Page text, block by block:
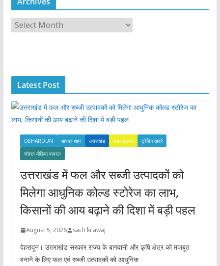
r
e
s
Latest Post
DEHARDUN आपका शहर उत्तराखंड खबर हटकर
ट्रेंडिंग खबरें
सोशल मीडिया वायरल
उत्तराखंड में फल और सब्जी उत्पादकों को
मिलेगा आधुनिक कोल्ड स्टोरेज का लाभ,
किसानों की आय बढ़ाने की दिशा में बड़ी पहल
August 5, 2026 sach ki awaj
देहरादून। उत्तराखंड सरकार राज्य के बागवानी और कृषि क्षेत्र को मजबूत
बनाने के लिए फल एवं सब्जी उत्पादकों को आधुनिक